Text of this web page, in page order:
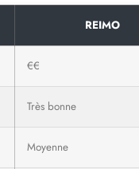
REIMO
€€
Très bonne
Moyenne